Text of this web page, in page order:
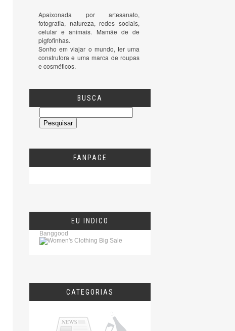
Apaixonada por artesanato,
fotografia, natureza, redes sociais,
celular e animais. Mamãe de de
pigfofinhas.
Sonho em viajar o mundo, ter uma
construtora e uma marca de roupas
e cosméticos.
BUSCA
FANPAGE
EU INDICO
Banggood
CATEGORIAS